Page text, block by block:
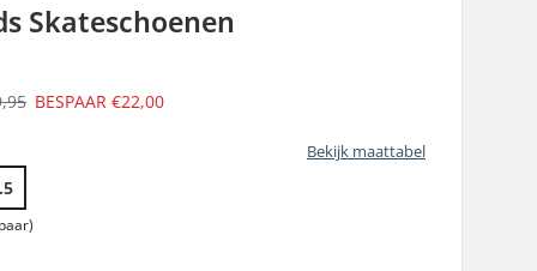
Skateschoenen
BESPAAR€22,00
Bekijk maattabel